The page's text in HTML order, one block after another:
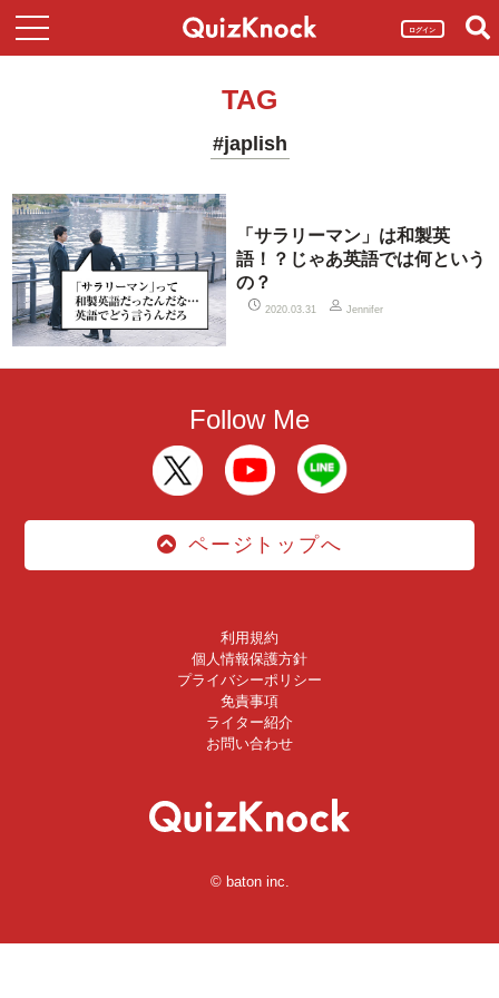
ログイン
TAG
#japlish
「サラリーマン」は和製英
語！？じゃあ英語では何という
の？
2020.03.31 Jennifer
Follow Me
ページトップへ
利用規約
個人情報保護方針
プライバシーポリシー
免責事項
ライター紹介
お問い合わせ
© baton inc.